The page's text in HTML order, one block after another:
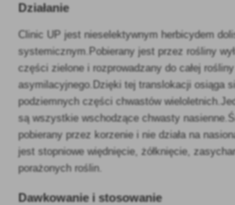
Działanie
Clinic UP jest nieselektywnym herbicydem
systemicznym.Pobierany jest przez rośliny
części zielone i rozprowadzany do całej
asymilacyjnego.Dzięki tej translokacji osiąga
podziemnych części chwastów
są wszystkie wschodzące chwasty
pobierany przez korzenie i nie działa na
jest stopniowe więdnięcie, żółknięcie,
porażonych roślin.
Dawkowanie i stosowanie